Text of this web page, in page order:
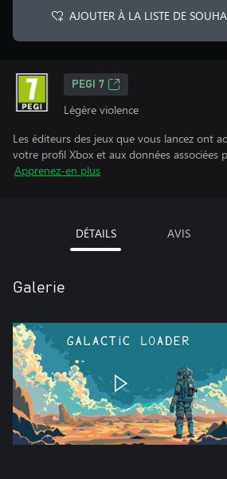
AJOUTER À LA LISTE DE
PEGI 7
Légère violence
Les éditeurs des jeux que vous lancez ont
votre profil Xbox et aux données associées
Apprenez-en plus
DÉTAILS AVIS
Galerie